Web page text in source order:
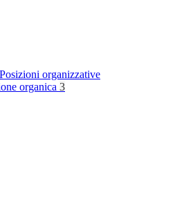
Posizioni organizzative
organica 3